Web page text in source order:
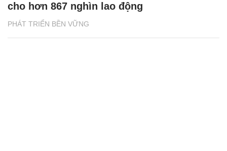
PHÁT TRIỂN BỀN VỮNG
cho hơn 867 nghìn lao động